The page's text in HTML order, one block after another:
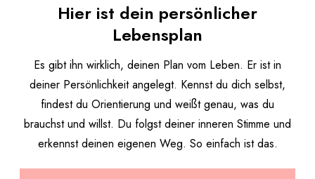
Hier ist dein persönlicher
Lebensplan
Es gibt ihn wirklich, deinen Plan vom Leben. Er ist in
deiner Persönlichkeit angelegt. Kennst du dich selbst,
findest du Orientierung und weißt genau, was du
brauchst und willst. Du folgst deiner inneren Stimme und
erkennst deinen eigenen Weg. So einfach ist das.